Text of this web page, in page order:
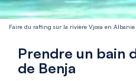
Faire du rafting sur la rivière Vjosa en Albanie
Prendre un bain
de Benja